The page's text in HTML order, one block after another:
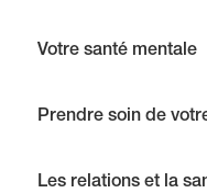
Votre santé mentale
Prendre soin de
Les relations et la